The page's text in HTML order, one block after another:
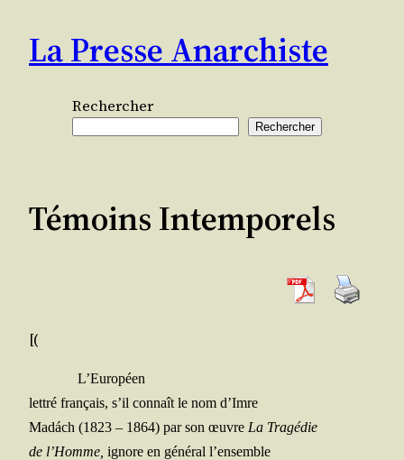
contenu
La Presse Anarchiste
Rechercher
Rechercher
Témoins Intemporels
[(
L’Européen
let­tré fran­çais, s’il connaît le nom d’Imre
Madách (1823 – 1864) par son œuvre La Tra­gé­die
de l’Homme, ignore en géné­ral l’ensemble